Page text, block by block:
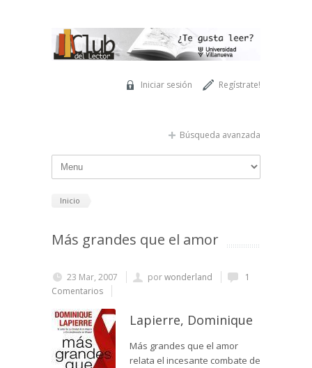
Regístrate!
Iniciar sesión
Búsqueda avanzada
Inicio
Más grandes que el amor
23 Mar, 2007 porwonderland
1
Comentarios
Lapierre, Dominique
Más grandes que el amor
relata el incesante combate de